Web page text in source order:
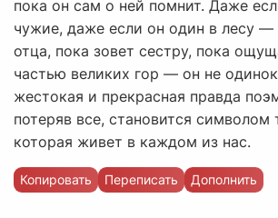
пока он сам о ней помнит. Даже
чужие, даже если он один в лесу —
отца, пока зовет сестру, пока
частью великих гор — он не
жестокая и прекрасная правда
потеряв все, становится символом
которая живет в каждом из нас.
Копировать Переписать Дополнить